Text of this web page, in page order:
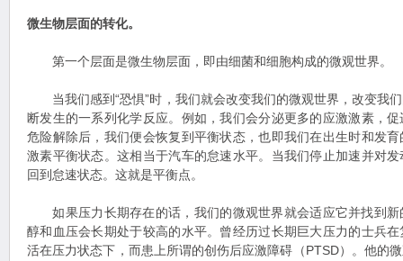
微生物层面的转化。
第一个层面是微生物层面，即由细菌和细胞构成的微观世界。
当我们感到“恐惧”时，我们就会改变我们的微观世界，改变我
断发生的一系列化学反应。例如，我们会分泌更多的应激激素，
危险解除后，我们便会恢复到平衡状态，也即我们在出生时和发
激素平衡状态。这相当于汽车的怠速水平。当我们停止加速并对
回到怠速状态。这就是平衡点。
如果压力长期存在的话，我们的微观世界就会适应它并找到新
醇和血压会长期处于较高的水平。曾经历过长期巨大压力的士兵
活在压力状态下，而患上所谓的创伤后应激障碍（PTSD）。他的